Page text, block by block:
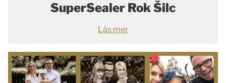
SuperSealer Rok Šilc
Läs mer